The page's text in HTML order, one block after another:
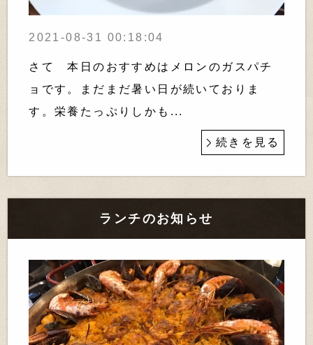
2021-08-31 00:18:04
さて 本日のおすすめはメロンのガスパチ
ョです。まだまだ暑い日が続いておりま
す。栄養たっぷりしかも...
続きを見る
ランチのお知らせ